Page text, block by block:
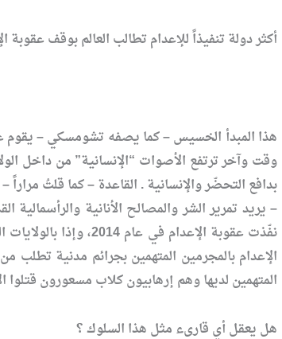
أكثر دولة تنفيذاً للإعدام تطالب العالم بوقف عقوبة
هذا المبدأ الخسيس – كما يصفه تشومسكي – يقوم
وقت وآخر ترتفع الأصوات “الإنسانية” من داخل
بدافع التحضّر والإنسانية . القاعدة – كما قلتُ
نفّذت عقوبة الإعدام
الإعدام بالمجرمين المتهمين بجرائم مدنية تطلب
المتهمين لديها وهم إرهابيون كلاب مسعورون قتلوا
هل يعقل أي قارىء مثل هذا السلوك ؟